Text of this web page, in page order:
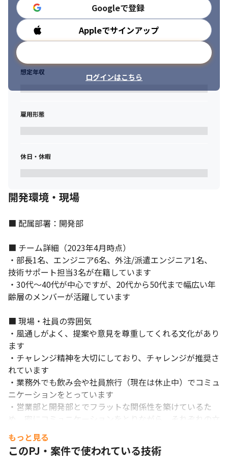
社内のコミュニケーションを大切にしています。
Googleで登録
Appleでサインアップ
ログインはこちら
勤務時間
想定年収
雇用形態
休日・休暇
開発環境・現場
■ 配属部署：開発部
■ チーム詳細（2023年4月時点）
・部長1名、エンジニア6名、外注/派遣エンジニア1名、
技術サポート担当3名が在籍しています
・30代～40代が中心ですが、20代から50代まで幅広い年
齢層のメンバーが活躍しています
■ 現場・社員の雰囲気
・風通しがよく、提案や意見を尊重してくれる文化があり
ます
・チャレンジ精神を大切にしており、チャレンジが推奨さ
れています
・業務外でも飲み会や社員旅行（現在は休止中）でコミュ
ニケーションをとっています
・営業部と開発部とでフラットな関係性を築けているた
め、密にコミュニケーションをとりながら、それぞれの立
場を尊重しあっています
■ 社風
もっと見る
このPJ・案件で使われている技術